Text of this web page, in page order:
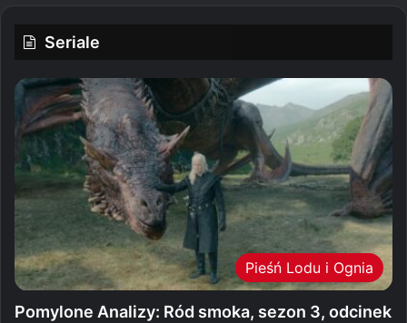
Seriale
Pieśń Lodu i Ognia
Pomylone Analizy: Ród smoka, sezon 3, odcinek